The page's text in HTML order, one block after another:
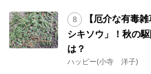
【厄介な有毒
シキソウ」！秋の
は？
ハッピー(小寺 洋子)